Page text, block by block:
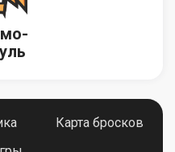
Карта бросков